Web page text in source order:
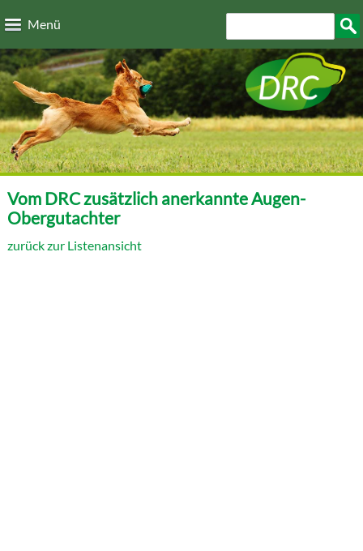
Menü
Vom DRC zusätzlich anerkannte Augen-
Obergutachter
zurück zur Listenansicht